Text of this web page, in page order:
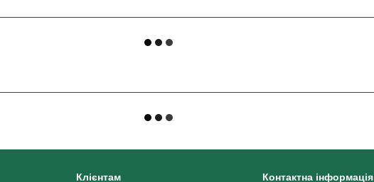
Клієнтам Контактна інформація